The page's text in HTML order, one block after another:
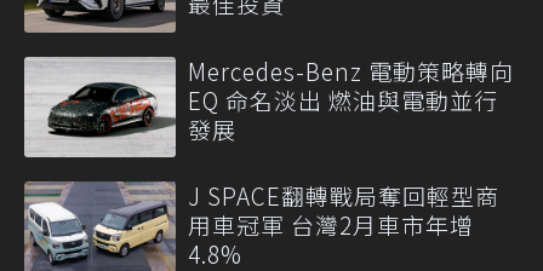
Mercedes-Benz 電動策略轉向
EQ 命名淡出 燃油與電動並行
發展
J SPACE翻轉戰局奪回輕型商
用車冠軍 台灣2月車市年增
4.8%